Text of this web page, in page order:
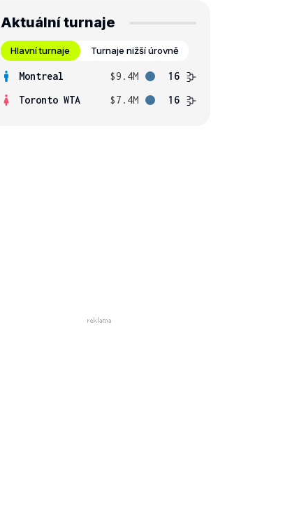
Aktuální turnaje
Hlavní turnaje Turnaje nižší úrovně
Montreal $9.4M
16
Toronto WTA
$7.4M 16